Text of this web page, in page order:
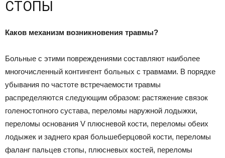
СТОПЫ
Каков механизм возникновения травмы?
Больные с этими повреждениями составляют наиболее
многочисленный контингент больных с травмами. В порядке
убывания по частоте встречаемости травмы
распределяются следующим образом: растяжение связок
голеностопного сустава, переломы наружной лодыжки,
переломы основания V плюсневой кости, переломы обеих
лодыжек и заднего края большеберцовой кости, переломы
фаланг пальцев стопы, плюсневых костей, переломы